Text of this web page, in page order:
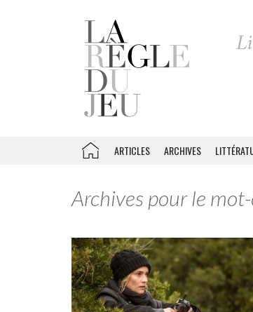
ARTICLES ARCHIVES
Archives pour le